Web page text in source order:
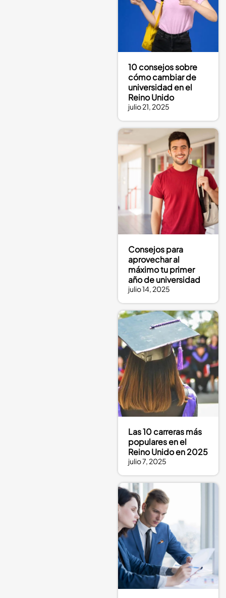
10 consejos sobre
cómo cambiar de
universidad en el
Reino Unido
julio 21, 2025
Consejos para
aprovechar al
máximo tu primer
año de universidad
julio 14, 2025
Las 10 carreras más
populares en el
Reino Unido en 2025
julio 7, 2025